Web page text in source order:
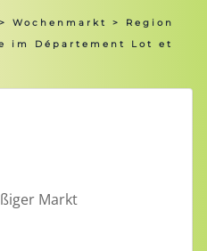
> Wochenmarkt > Region
im Département Lot et
Markt